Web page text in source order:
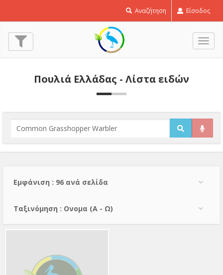
Αναζήτηση Είσοδος
Πουλιά Ελλάδας - Λίστα ειδών
Εμφάνιση : 96 ανά σελίδα
Тαξινόμηση : Ονομα (A - Ω)